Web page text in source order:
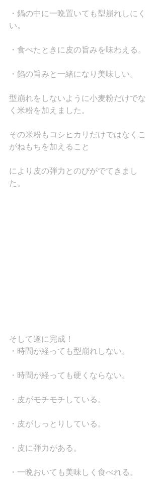
・鍋の中に一晩置いても型崩れしにく
い。
・食べたときに皮の旨みを味わえる。
・餡の旨みと一緒になり美味しい。
型崩れをしないように小麦粉だけでな
く米粉を加えました。
その米粉もコシヒカリだけではなくこ
がねもちを加えること
により皮の弾力とのびがでてきまし
た。
そして遂に完成！
・時間が経っても型崩れしない。
・時間が経っても硬くならない。
・皮がモチモチしている。
・皮がしっとりしている。
・皮に弾力がある。
・一晩おいても美味しく食べれる。